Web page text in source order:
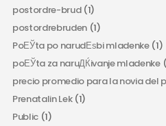
postordre-brud(1)
postordrebruden (1)
PoЕЎta po narudЕѕbi mladenke(1)
poЕЎta za naruДЌivanje mladenke
precio promedio para la novia del
Prenatalin Lek(1)
Public(1)